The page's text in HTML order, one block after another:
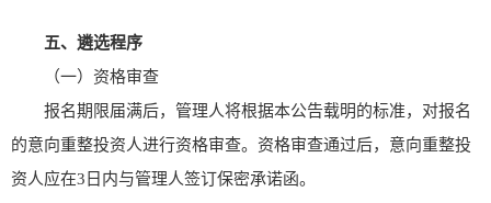
五、遴选程序
（一）资格审查
报名期限届满后，管理人将根据本公告载明的标准，对报名
的意向重整投资人进行资格审查。资格审查通过后，意向重整投
资人应在3日内与管理人签订保密承诺函。